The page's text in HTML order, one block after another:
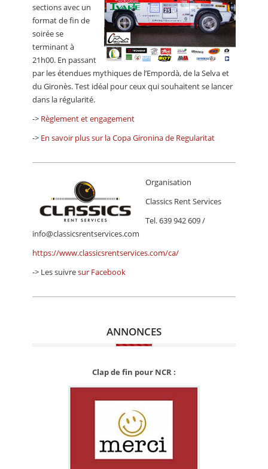
sections avec un
format de fin de
soirée se
terminant à
21h00. En passant
par les étendues mythiques de l’Empordà, de la Selva et
du Gironès. Test idéal pour ceux qui souhaitent se lancer
dans la régularité.
-> Règlement et engagement
-> En savoir plus sur la Copa Gironina de Regularitat
Organisation
Classics Rent Services
Tel. 639 942 609 /
info@classicsrentservices.com
https://www.classicsrentservices.com/ca/
-> Les suivresur Facebook
ANNONCES
Clap de fin pour NCR :